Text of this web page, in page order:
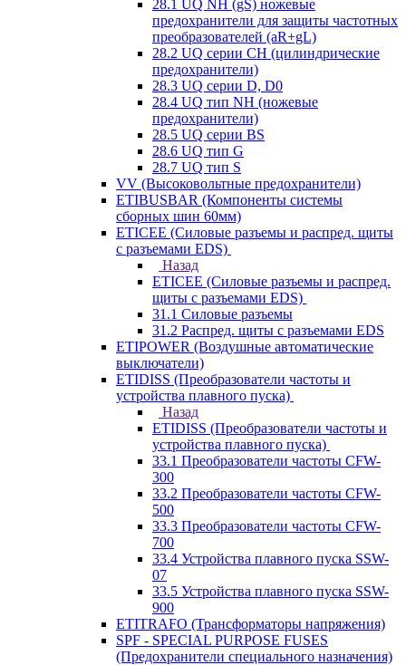
28.1 UQ NH (gS) ножевые
предохранители для защиты частотных
преобразователей (aR+gL)
28.2 UQ серии CH (цилиндрические
предохранители)
28.3 UQ серии D, D0
28.4 UQ тип NH (ножевые
предохранители)
28.5 UQ серии BS
28.6 UQ тип G
28.7 UQ тип S
VV (Высоковольтные предохранители)
ETIBUSBAR (Компоненты системы
сборных шин 60мм)
ETICEE (Силовые разъемы и распред. щиты
с разъемами EDS)
Назад
ETICEE (Силовые разъемы и распред.
щиты с разъемами EDS)
31.1 Силовые разъемы
31.2 Распред. щиты с разъемами EDS
ETIPOWER (Воздушные автоматические
выключатели)
ETIDISS (Преобразователи частоты и
устройства плавного пуска)
Назад
ETIDISS (Преобразователи частоты и
устройства плавного пуска)
33.1 Преобразователи частоты CFW-
300
33.2 Преобразователи частоты CFW-
500
33.3 Преобразователи частоты CFW-
700
33.4 Устройства плавного пуска SSW-
07
33.5 Устройства плавного пуска SSW-
900
ETITRAFO (Трансформаторы напряжения)
SPF - SPECIAL PURPOSE FUSES
(Предохранители специального назначения)